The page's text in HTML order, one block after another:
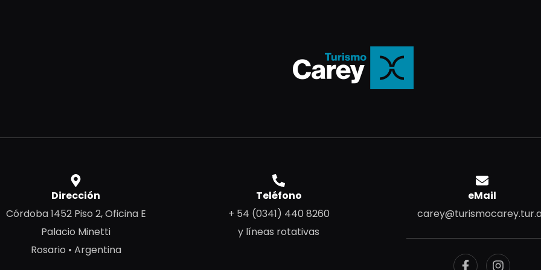
Dirección
Córdoba 1452 Piso 2, Oficina E
Palacio Minetti
Rosario • Argentina
Teléfono
+ 54 (0341) 440 8260
y líneas rotativas
eMail